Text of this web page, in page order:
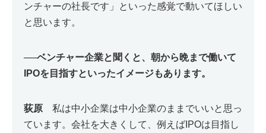
ンチャーの社長です」といった感覚で動いてほしい
と思います。
──ベンチャー企業と聞くと、朝から晩まで働いて
IPOを目指すといったイメージもあります。
荻原 私は中小企業は中小企業のままでいいと思っ
ています。会社を大きくして、例えばIPOは目指し